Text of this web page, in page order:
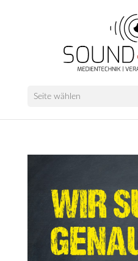
Seite wählen